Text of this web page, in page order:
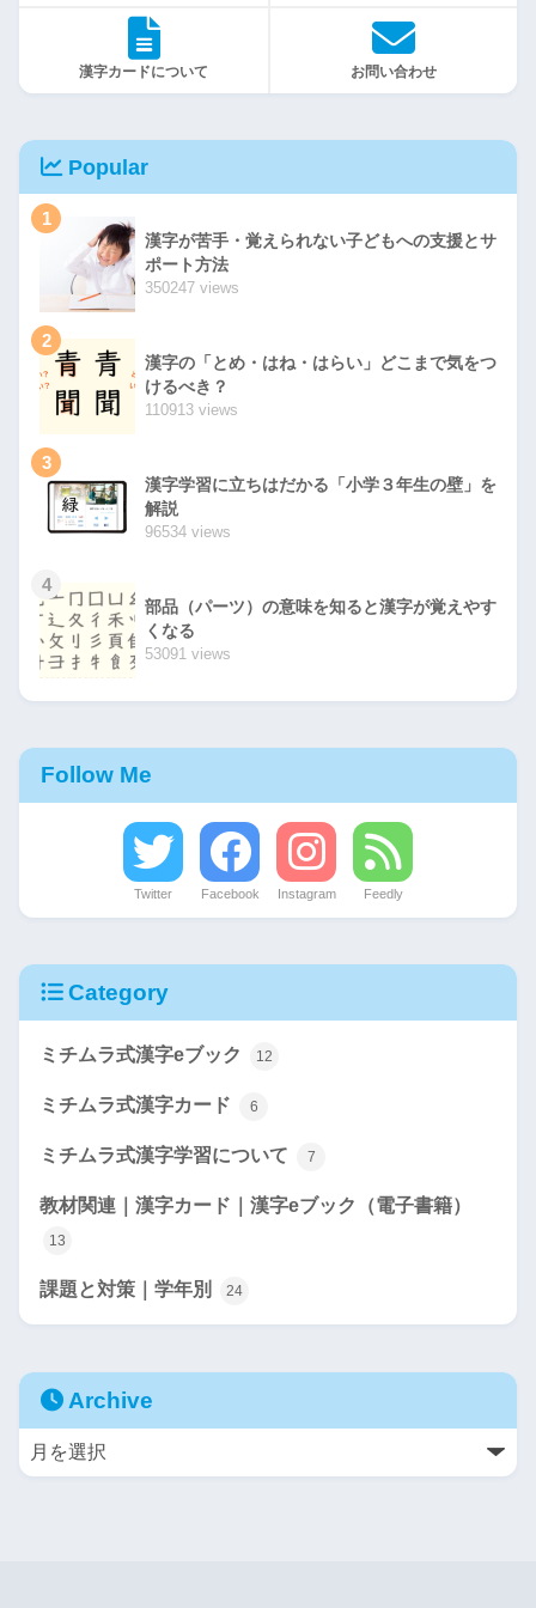
漢字カードについて お問い合わせ
Popular
1
漢字が苦手・覚えられない子どもへの支援とサ
ポート方法
350247 views
2
漢字の「とめ・はね・はらい」どこまで気をつ
けるべき？
110913 views
3
漢字学習に立ちはだかる「小学３年生の壁」を
解説
96534 views
4
部品（パーツ）の意味を知ると漢字が覚えやす
くなる
53091 views
Follow Me
Twitter Facebook Instagram Feedly
Category
ミチムラ式漢字eブック 12
ミチムラ式漢字カード 6
ミチムラ式漢字学習について 7
教材関連｜漢字カード｜漢字eブック（電子書籍）
13
課題と対策｜学年別 24
Archive